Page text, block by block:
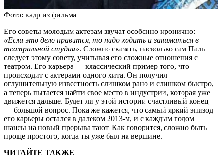
Фото: кадр из фильма
Его советы молодым актерам звучат особенно иронично:
«Если это дело нравится, то надо ходить и заниматься в
театральной студии». Сложно сказать, насколько сам Паль
следует этому совету, учитывая его сложные отношения с
театром. Его карьера — классический пример того, что
происходит с актерами одного хита. Он получил
оглушительную известность слишком рано и слишком быстро,
а теперь пытается найти свое место в индустрии, которая уже
движется дальше. Будет ли у этой истории счастливый конец
— большой вопрос. Пока же кажется, что самый яркий эпизод
его карьеры остался в далеком 2013-м, и с каждым годом
шансы на новый прорыва тают. Как говорится, сложно быть
проще простого, когда ты уже был на вершине.
ЧИТАЙТЕ ТАКЖЕ